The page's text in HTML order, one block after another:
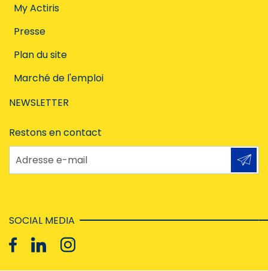
My Actiris
Presse
Plan du site
Marché de l'emploi
NEWSLETTER
Restons en contact
Adresse e-mail
SOCIAL MEDIA